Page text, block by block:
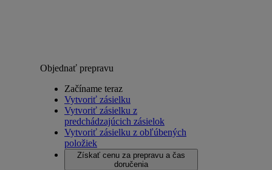
Objednať prepravu
Začíname teraz
Vytvoriť zásielku
Vytvoriť zásielku z
predchádzajúcich zásielok
Vytvoriť zásielku z obľúbených
položiek
Získať cenu za prepravu a čas
doručenia